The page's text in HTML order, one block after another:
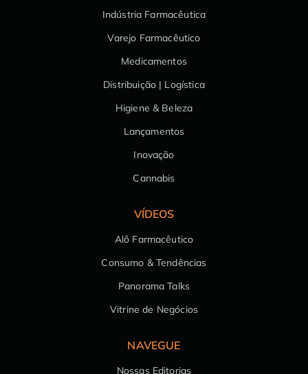
Indústria Farmacêutica
Varejo Farmacêutico
Medicamentos
Distribuição | Logística
Higiene & Beleza
Lançamentos
Inovação
Cannabis
VÍDEOS
Alô Farmacêutico
Consumo & Tendências
Panorama Talks
Vitrine de Negócios
NAVEGUE
Nossas Editorias